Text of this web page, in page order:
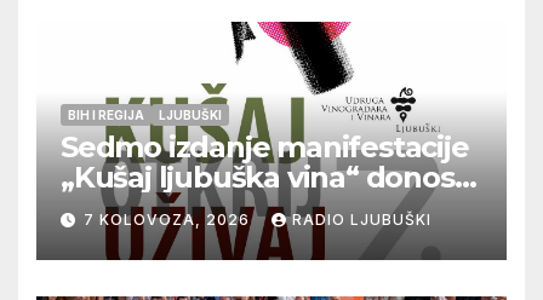
BIH I REGIJA LJUBUŠKI
Sedmo izdanje manifestacije
„Kušaj ljubuška vina“ donosi
vrhunska vina, gastronomiju i
glazbu
7 KOLOVOZA, 2026 RADIO LJUBUŠKI